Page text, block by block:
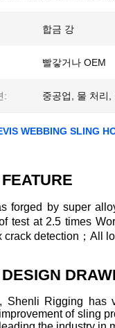
합금 강
빨갛거나 OEM
: 중공업, 물 처리,
WEBBING SLING
forged by super
test at 2.5 times
crack detection；All
Shenli Rigging has
of sling